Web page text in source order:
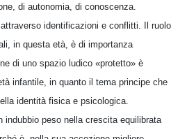
di autonomia, di conoscenza.
identificazioni e conflitti. Il ruolo
in questa età, è di importanza
di uno spazio ludico «protetto» è
infantile, in quanto il tema principe che
identità fisica e psicologica.
indubbio peso nella crescita equilibrata